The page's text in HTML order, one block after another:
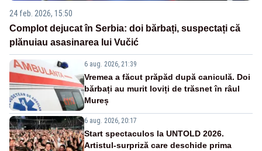
24 feb. 2026, 15:50
Complot dejucat în Serbia: doi bărbați, suspectați că
plănuiau asasinarea lui Vučić
6 aug. 2026, 21:39
Vremea a făcut prăpăd după caniculă. Doi
bărbați au murit loviți de trăsnet în râul
Mureș
6 aug. 2026, 20:17
Start spectaculos la UNTOLD 2026.
Artistul-surpriză care deschide prima